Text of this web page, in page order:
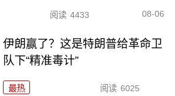
阅读 4433 08-06
伊朗赢了？这是特朗普给革命卫
队下“精准毒计”
最热 阅读 6025